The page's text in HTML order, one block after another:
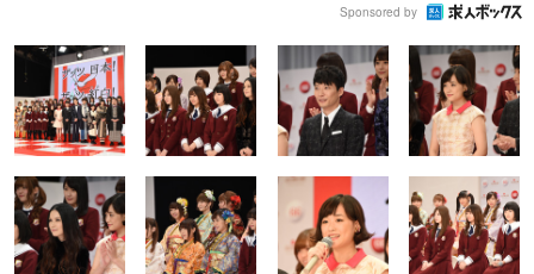
Sponsored by